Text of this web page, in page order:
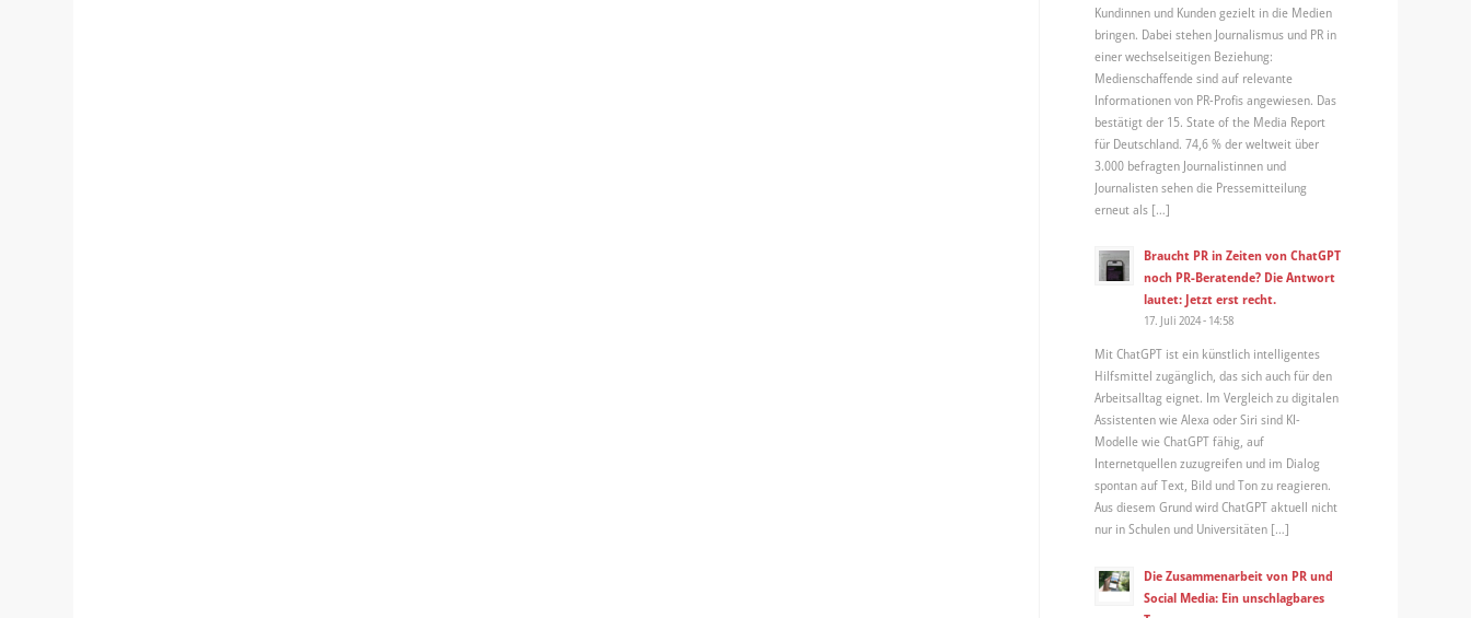
Kundinnen und Kunden gezielt in die Medien
bringen. Dabei stehen Journalismus und PR in
einer wechselseitigen Beziehung:
Medienschaffende sind auf relevante
Informationen von PR-Profis angewiesen. Das
bestätigt der 15. State of the Media Report
für Deutschland. 74,6 % der weltweit über
3.000 befragten Journalistinnen und
Journalisten sehen die Pressemitteilung
erneut als […]
Braucht PR in Zeiten von ChatGPT
noch PR-Beratende? Die Antwort
lautet: Jetzt erst recht.
17. Juli 2024 - 14:58
Mit ChatGPT ist ein künstlich intelligentes
Hilfsmittel zugänglich, das sich auch für den
Arbeitsalltag eignet. Im Vergleich zu digitalen
Assistenten wie Alexa oder Siri sind KI-
Modelle wie ChatGPT fähig, auf
Internetquellen zuzugreifen und im Dialog
spontan auf Text, Bild und Ton zu reagieren.
Aus diesem Grund wird ChatGPT aktuell nicht
nur in Schulen und Universitäten […]
Die Zusammenarbeit von PR und
Social Media: Ein unschlagbares